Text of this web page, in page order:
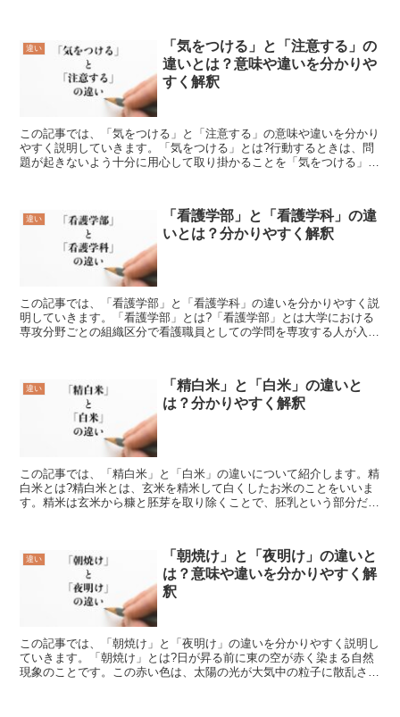
違い
「気をつける」と「注意する」の
違いとは？意味や違いを分かりや
すく解釈
この記事では、「気をつける」と「注意する」の意味や違いを分かり
やすく説明していきます。「気をつける」とは?行動するときは、問
題が起きないよう十分に用心して取り掛かることを「気をつける」
違い
「看護学部」と「看護学科」の違
いとは？分かりやすく解釈
この記事では、「看護学部」と「看護学科」の違いを分かりやすく説
明していきます。「看護学部」とは?「看護学部」とは大学における
専攻分野ごとの組織区分で看護職員としての学問を専攻する人が入学
違い
「精白米」と「白米」の違いと
は？分かりやすく解釈
この記事では、「精白米」と「白米」の違いについて紹介します。精
白米とは?精白米とは、玄米を精米して白くしたお米のことをいいま
す。精米は玄米から糠と胚芽を取り除くことで、胚乳という部分だけ
違い
「朝焼け」と「夜明け」の違いと
は？意味や違いを分かりやすく解
釈
この記事では、「朝焼け」と「夜明け」の違いを分かりやすく説明し
ていきます。「朝焼け」とは?日が昇る前に東の空が赤く染まる自然
現象のことです。この赤い色は、太陽の光が大気中の粒子に散乱され